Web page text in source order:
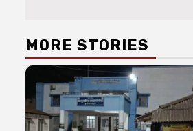
MORE STORIES